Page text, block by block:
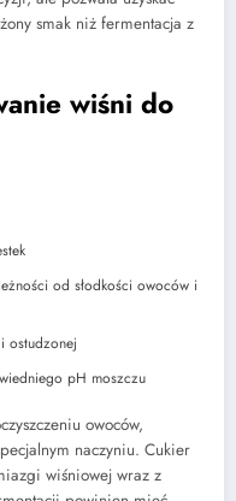
smak niż fermentacja z
wiśni do
od słodkości owoców i
ostudzonej
pH moszczu
owoców,
naczyniu. Cukier
wiśniowej wraz z